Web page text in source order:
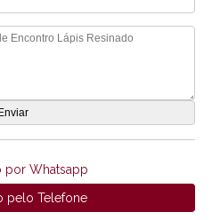
por Whatsapp
pelo Telefone